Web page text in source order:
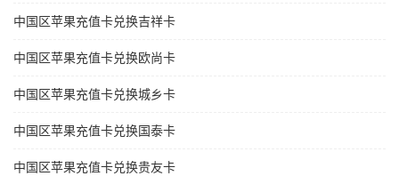
中国区苹果充值卡兑换吉祥卡
中国区苹果充值卡兑换欧尚卡
中国区苹果充值卡兑换城乡卡
中国区苹果充值卡兑换国泰卡
中国区苹果充值卡兑换贵友卡